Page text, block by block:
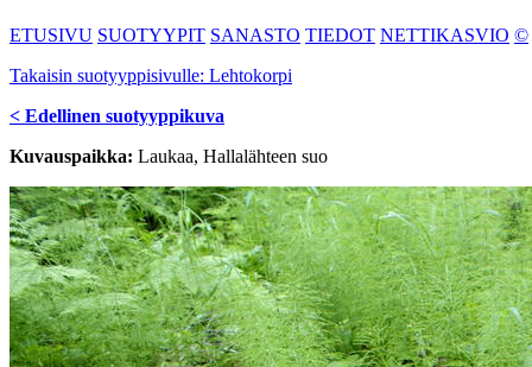
ETUSIVU SUOTYYPIT SANASTO TIEDOT NETTIKASVIO ©
Takaisin suotyyppisivulle: Lehtokorpi
< Edellinen suotyyppikuva
Kuvauspaikka: Laukaa, Hallalähteen suo